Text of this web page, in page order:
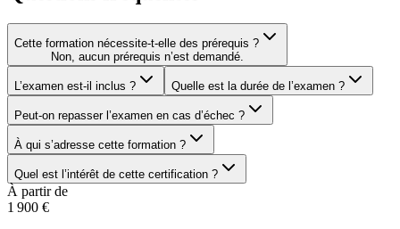
Cette formation nécessite-t-elle des prérequis ?
Non, aucun prérequis n’est demandé.
L’examen est-il inclus ? Quelle est la durée de l’examen ?
Peut-on repasser l’examen en cas d’échec ?
À qui s’adresse cette formation ?
Quel est l’intérêt de cette certification ?
À partir de
1 900 €